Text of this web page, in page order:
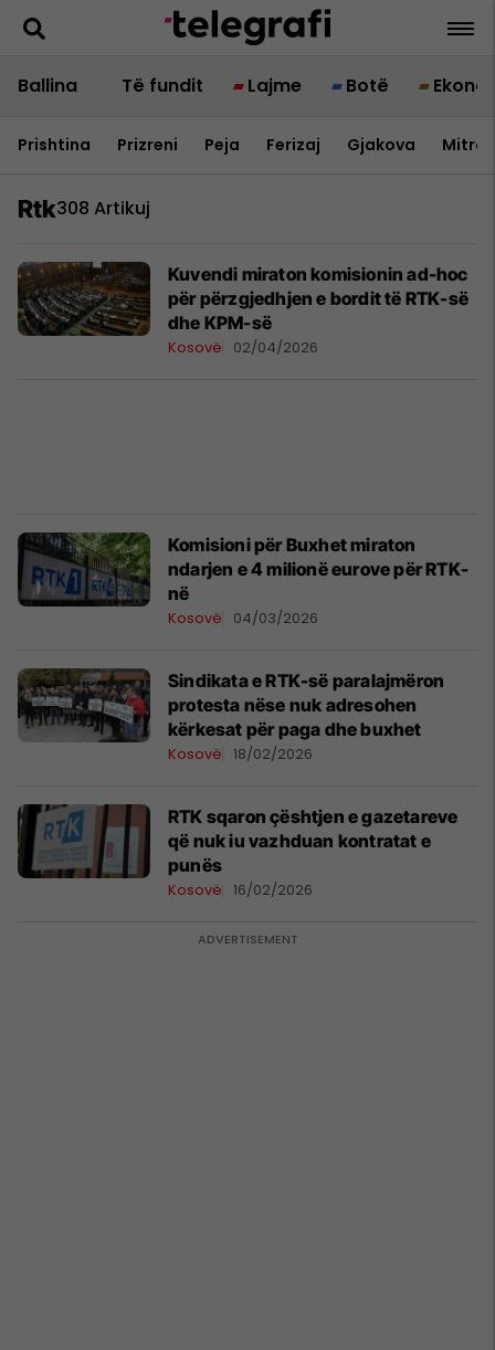
Ballina Të fundit Lajme Botë
Prishtina Prizreni Peja Ferizaj Gjakova
Rtk308 Artikuj
​Kuvendi miraton komisionin ad-hoc
për përzgjedhjen e bordit të RTK-së
dhe KPM-së
Kosovë 02/04/2026
Komisioni për Buxhet miraton
ndarjen e 4 milionë eurove për RTK-
në
Kosovë 04/03/2026
Sindikata e RTK-së paralajmëron
protesta nëse nuk adresohen
kërkesat për paga dhe buxhet
Kosovë 18/02/2026
RTK sqaron çështjen e gazetareve
që nuk iu vazhduan kontratat e
punës
Kosovë 16/02/2026